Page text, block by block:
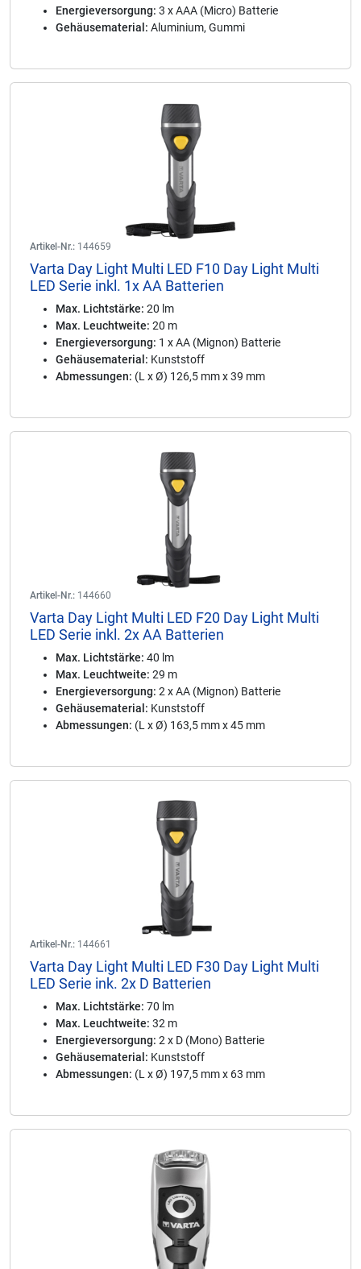
Energieversorgung: 3 x AAA (Micro) Batterie
Gehäusematerial: Aluminium, Gummi
Artikel-Nr.: 144659
Varta Day Light Multi LED F10 Day Light Multi
LED Serie inkl. 1x AA Batterien
Max. Lichtstärke: 20 lm
Max. Leuchtweite: 20 m
Energieversorgung: 1 x AA (Mignon) Batterie
Gehäusematerial: Kunststoff
Abmessungen: (L x Ø) 126,5 mm x 39 mm
Artikel-Nr.: 144660
Varta Day Light Multi LED F20 Day Light Multi
LED Serie inkl. 2x AA Batterien
Max. Lichtstärke: 40 lm
Max. Leuchtweite: 29 m
Energieversorgung: 2 x AA (Mignon) Batterie
Gehäusematerial: Kunststoff
Abmessungen: (L x Ø) 163,5 mm x 45 mm
Artikel-Nr.: 144661
Varta Day Light Multi LED F30 Day Light Multi
LED Serie ink. 2x D Batterien
Max. Lichtstärke: 70 lm
Max. Leuchtweite: 32 m
Energieversorgung: 2 x D (Mono) Batterie
Gehäusematerial: Kunststoff
Abmessungen: (L x Ø) 197,5 mm x 63 mm